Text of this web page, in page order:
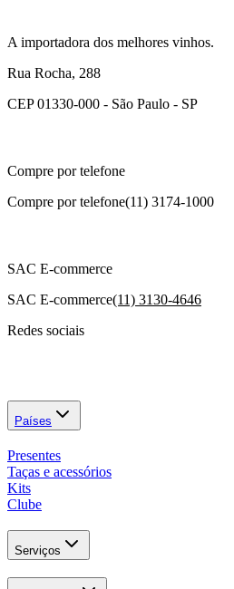
A importadora dos melhores vinhos.
Rua Rocha, 288
CEP 01330-000 - São Paulo - SP
Compre por telefone
Compre por telefone(11) 3174-1000
SAC E-commerce
SAC E-commerce(11) 3130-4646
Redes sociais
Países
Presentes
Taças e acessórios
Kits
Clube
Serviços